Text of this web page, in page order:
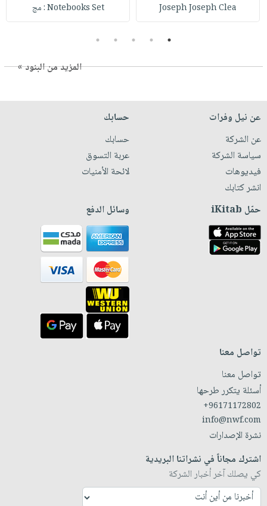
Joseph Joseph Clea Notebooks Set : مج
1
2
3
4
5
المزيد من البنود »
عن نيل وفرات
عن الشركة
سياسة الشركة
فيديوهات
انشر كتابك
حسابك
حسابك
عربة التسوق
لائحة الأمنيات
حمّل iKitab وسائل الدفع
تواصل معنا
تواصل معنا
أسئلة يتكرر طرحها
+96171172802
info@nwf.com
نشرة الإصدارات
اشترك مجاناً في نشراتنا البريدية
كي يصلك آخر أخبار الشركة